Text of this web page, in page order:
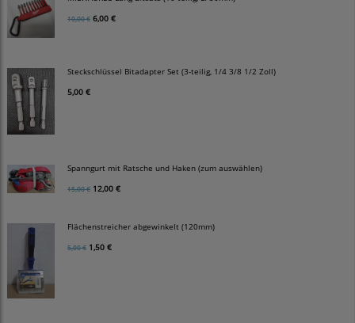
10,00 € 6,00 €
Steckschlüssel Bitadapter Set (3-teilig, 1/4 3/8 1/2 Zoll)
5,00 €
Spanngurt mit Ratsche und Haken (zum auswählen)
15,00 € 12,00 €
Flächenstreicher abgewinkelt (120mm)
5,00 € 1,50 €